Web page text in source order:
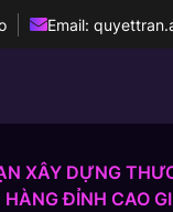
Email:
XÂY DỰNG
ĐỈNH CAO